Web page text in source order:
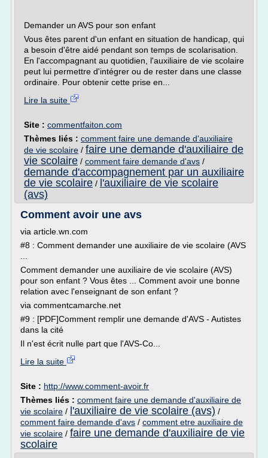
Demander un AVS pour son enfant
Vous êtes parent d'un enfant en situation de handicap, qui
a besoin d'être aidé pendant son temps de scolarisation.
En l'accompagnant au quotidien, l'auxiliaire de vie scolaire
peut lui permettre d'intégrer ou de rester dans une classe
ordinaire. Pour obtenir cette prise en...
Lire la suite
Site : commentfaiton.com
Thèmes liés : comment faire une demande d'auxiliaire
de vie scolaire / faire une demande d'auxiliaire de
vie scolaire / comment faire demande d'avs /
demande d'accompagnement par un auxiliaire
de vie scolaire / l'auxiliaire de vie scolaire
(avs)
Comment avoir une avs
via article.wn.com
#8 : Comment demander une auxiliaire de vie scolaire (AVS
Comment demander une auxiliaire de vie scolaire (AVS)
pour son enfant ? Vous êtes ... Comment avoir une bonne
relation avec l'enseignant de son enfant ?
via commentcamarche.net
#9 : [PDF]Comment remplir une demande d'AVS - Autistes
dans la cité
Il n'est écrit nulle part que l'AVS-Co...
Lire la suite
Site : http://www.comment-avoir.fr
Thèmes liés : comment faire une demande d'auxiliaire de
vie scolaire / l'auxiliaire de vie scolaire (avs) /
comment faire demande d'avs / comment etre auxiliaire de
vie scolaire / faire une demande d'auxiliaire de vie
scolaire